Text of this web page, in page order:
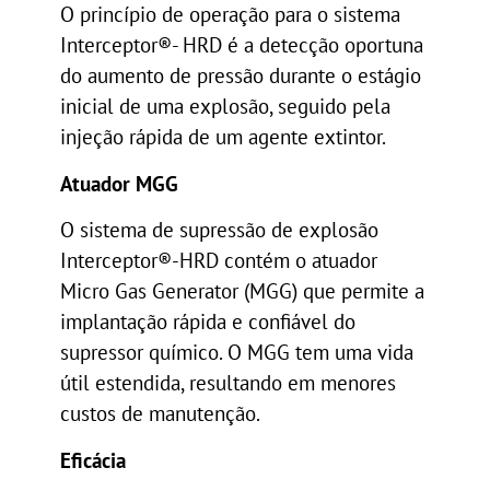
O princípio de operação para o sistema
Interceptor®- HRD é a detecção oportuna
do aumento de pressão durante o estágio
inicial de uma explosão, seguido pela
injeção rápida de um agente extintor.
Atuador MGG
O sistema de supressão de explosão
Interceptor®-HRD contém o atuador
Micro Gas Generator (MGG) que permite a
implantação rápida e confiável do
supressor químico. O MGG tem uma vida
útil estendida, resultando em menores
custos de manutenção.
Eficácia